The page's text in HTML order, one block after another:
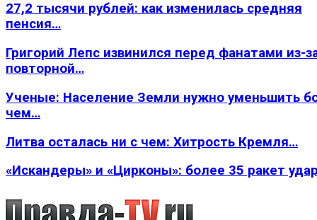
27,2 тысячи рублей: как изменилась средняя
пенсия…
Григорий Лепс извинился перед фанатами из-
повторной…
Ученые: Население Земли нужно уменьшить
чем…
Литва осталась ни с чем: Хитрость Кремля…
«Искандеры» и «Цирконы»: более 35 ракет